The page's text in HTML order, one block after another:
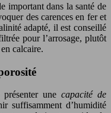
important dans la santé de
des carences en fer et
adapté, il est conseillé
pour l’arrosage, plutôt
calcaire.
présenter unecapacité de
suffisamment d’humidité